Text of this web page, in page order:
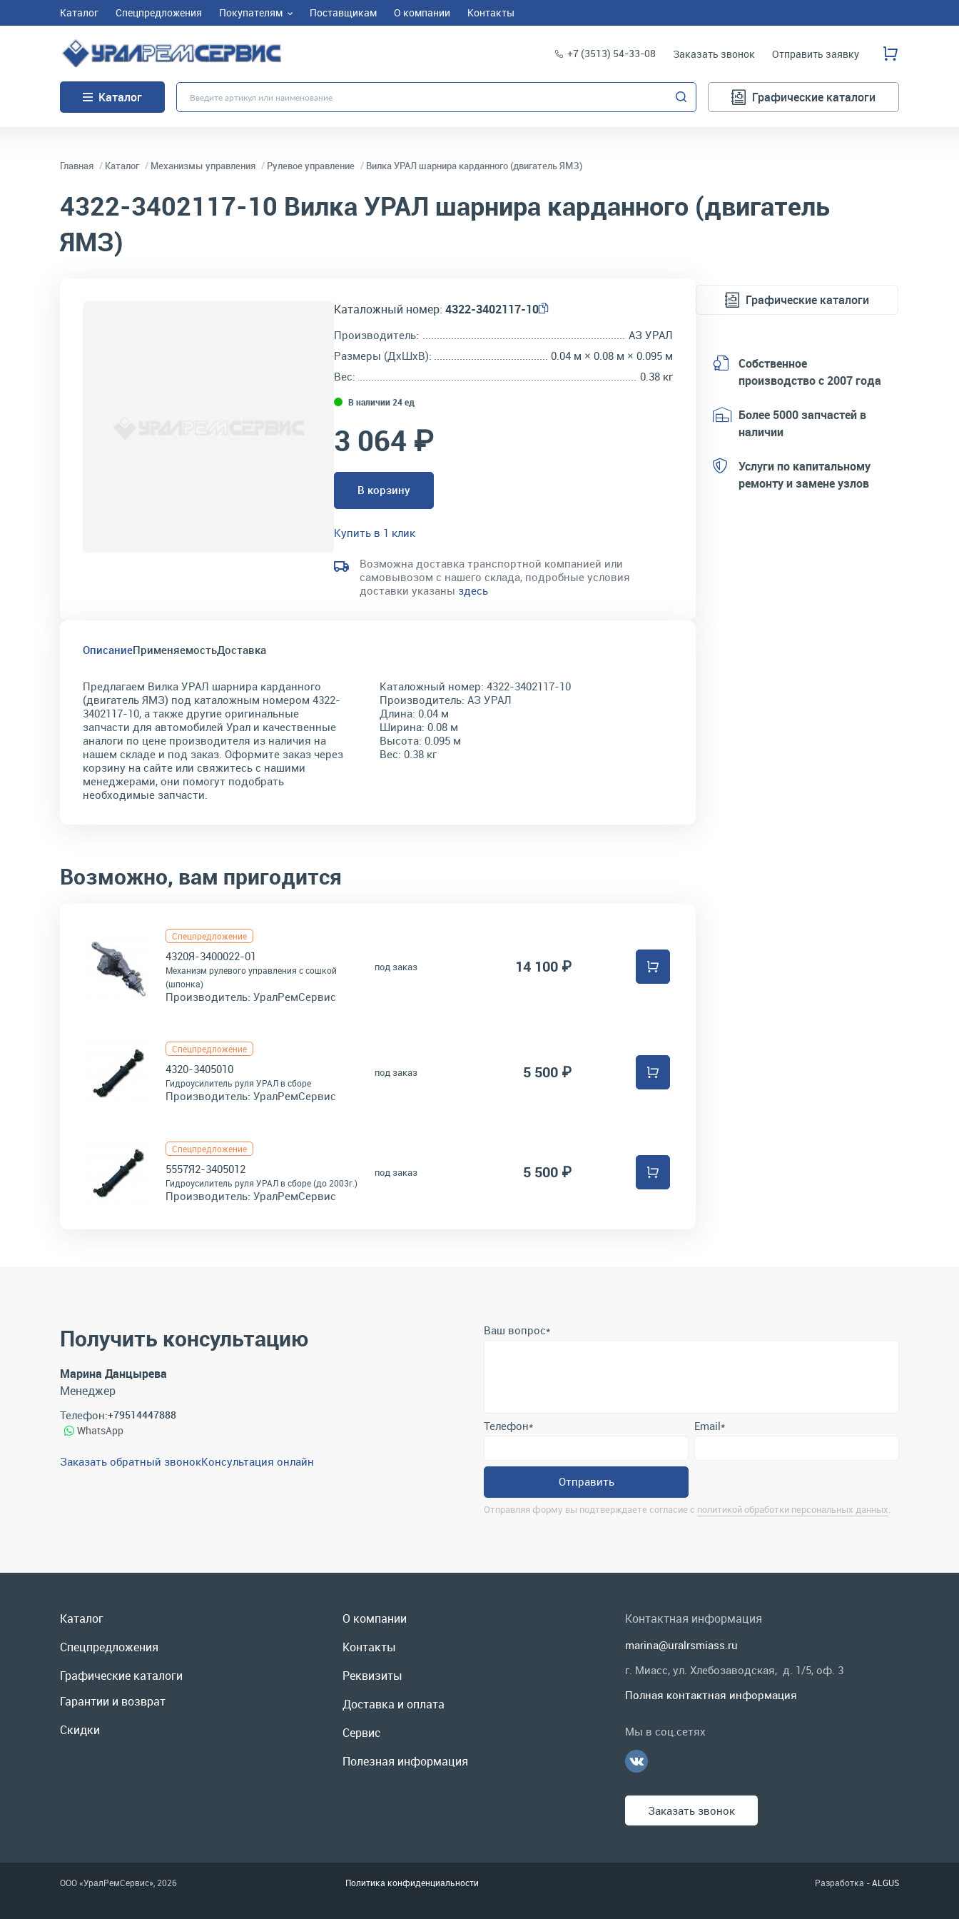
Каталог Спецпредложения Покупателям Поставщикам О компании Контакты
+7 (3513) 54-33-08 Заказать звонок Отправить заявку
Каталог Графические каталоги
Главная Каталог Механизмы управления Рулевое управление Вилка УРАЛ шарнира карданного (двигатель ЯМЗ)
4322-3402117-10 Вилка УРАЛ шарнира карданного (двигатель
ЯМЗ)
Каталожный номер: 4322-3402117-10
Производитель:
АЗ УРАЛ
Размеры (ДхШхВ):
0.04 м × 0.08 м × 0.095 м
Вес:
0.38 кг
В наличии 24 ед
3 064 ₽
В корзину
Купить в 1 клик
Возможна доставка транспортной компанией или
самовывозом с нашего склада, подробные условия
доставки указаны здесь
ОписаниеПрименяемостьДоставка
Предлагаем Вилка УРАЛ шарнира карданного
(двигатель ЯМЗ) под каталожным номером 4322-
3402117-10, а также другие оригинальные
запчасти для автомобилей Урал и качественные
аналоги по цене производителя из наличия на
нашем складе и под заказ. Оформите заказ через
корзину на сайте или свяжитесь с нашими
менеджерами, они помогут подобрать
необходимые запчасти.
Каталожный номер: 4322-3402117-10
Производитель: АЗ УРАЛ
Длина: 0.04 м
Ширина: 0.08 м
Высота: 0.095 м
Вес: 0.38 кг
Возможно, вам пригодится
Спецпредложение
4320Я-3400022-01
Механизм рулевого управления с сошкой
(шпонка)
Производитель: УралРемСервис
под заказ 14 100 ₽
Спецпредложение
4320-3405010
Гидроусилитель руля УРАЛ в сборе
Производитель: УралРемСервис
под заказ 5 500 ₽
Спецпредложение
5557Я2-3405012
Гидроусилитель руля УРАЛ в сборе (до 2003г.)
Производитель: УралРемСервис
под заказ 5 500 ₽
Графические каталоги
Собственное
производство с 2007 года
Более 5000 запчастей в
наличии
Услуги по капитальному
ремонту и замене узлов
Получить консультацию
Марина Данцырева
Менеджер
Телефон:+79514447888
WhatsApp
Заказать обратный звонокКонсультация онлайн
Ваш вопрос*
Каталог
Гарантии и возврат
Скидки
О компании
Полезная информация
Контактная информация
г. Миасс, ул. Хлебозаводская, д. 1/5, оф. 3
Полная контактная информация